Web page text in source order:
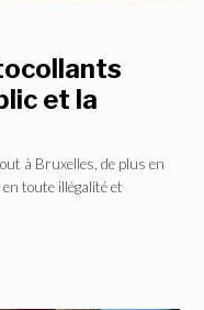
et la
à Bruxelles, de plus en
toute illégalité et